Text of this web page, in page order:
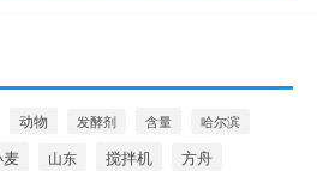
动物 发酵剂 含量 哈尔滨
山东 搅拌机 方舟